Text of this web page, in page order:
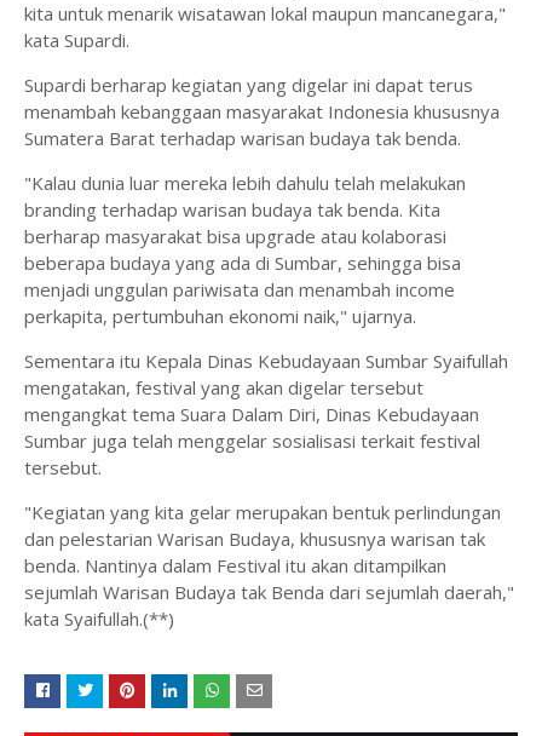
kita untuk menarik wisatawan lokal maupun mancanegara,"
kata Supardi.
Supardi berharap kegiatan yang digelar ini dapat terus
menambah kebanggaan masyarakat Indonesia khususnya
Sumatera Barat terhadap warisan budaya tak benda.
"Kalau dunia luar mereka lebih dahulu telah melakukan
branding terhadap warisan budaya tak benda. Kita
berharap masyarakat bisa upgrade atau kolaborasi
beberapa budaya yang ada di Sumbar, sehingga bisa
menjadi unggulan pariwisata dan menambah income
perkapita, pertumbuhan ekonomi naik," ujarnya.
Sementara itu Kepala Dinas Kebudayaan Sumbar Syaifullah
mengatakan, festival yang akan digelar tersebut
mengangkat tema Suara Dalam Diri, Dinas Kebudayaan
Sumbar juga telah menggelar sosialisasi terkait festival
tersebut.
"Kegiatan yang kita gelar merupakan bentuk perlindungan
dan pelestarian Warisan Budaya, khususnya warisan tak
benda. Nantinya dalam Festival itu akan ditampilkan
sejumlah Warisan Budaya tak Benda dari sejumlah daerah,"
kata Syaifullah.(**)